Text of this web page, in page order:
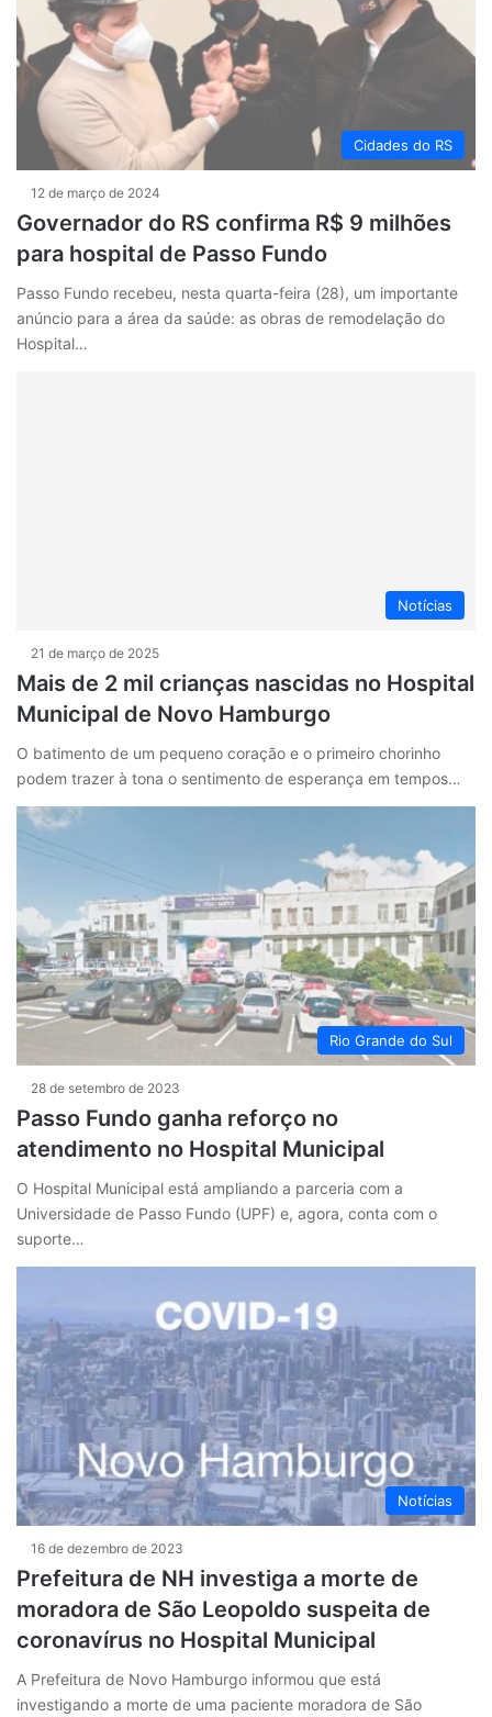
Cidades do RS
12 de março de 2024
Governador do RS confirma R$ 9 milhões
para hospital de Passo Fundo
Passo Fundo recebeu, nesta quarta-feira (28), um importante
anúncio para a área da saúde: as obras de remodelação do
Hospital…
Notícias
21 de março de 2025
Mais de 2 mil crianças nascidas no Hospital
Municipal de Novo Hamburgo
O batimento de um pequeno coração e o primeiro chorinho
podem trazer à tona o sentimento de esperança em tempos…
Rio Grande do Sul
28 de setembro de 2023
Passo Fundo ganha reforço no
atendimento no Hospital Municipal
O Hospital Municipal está ampliando a parceria com a
Universidade de Passo Fundo (UPF) e, agora, conta com o
suporte…
Notícias
16 de dezembro de 2023
Prefeitura de NH investiga a morte de
moradora de São Leopoldo suspeita de
coronavírus no Hospital Municipal
A Prefeitura de Novo Hamburgo informou que está
investigando a morte de uma paciente moradora de São